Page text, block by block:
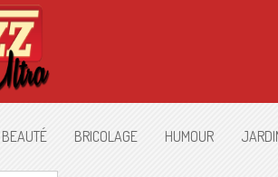
BEAUTÉ BRICOLAGE HUMOUR